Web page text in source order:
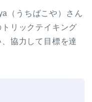
（うちばこや）さん
リックテイキング
協力して目標を達